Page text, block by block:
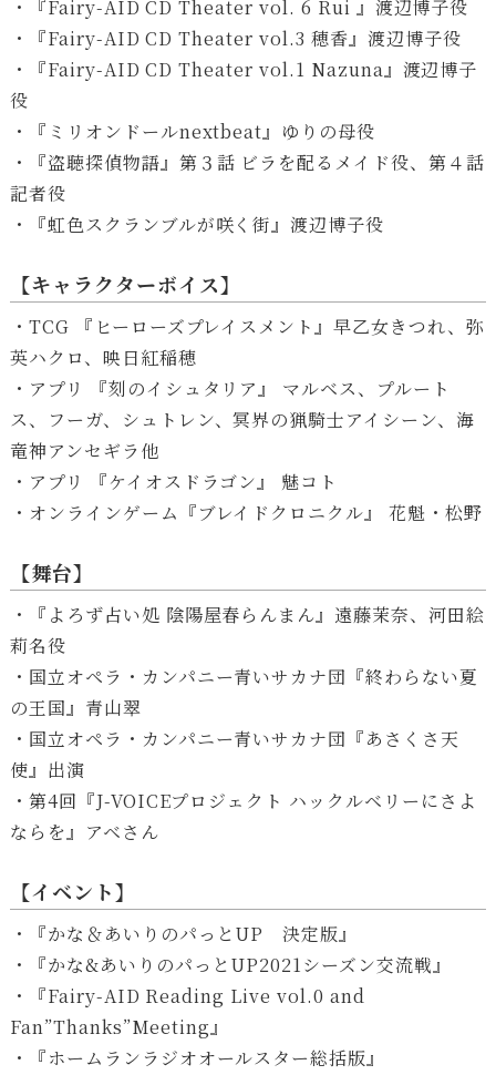
・『Fairy-AID CD Theater vol. 6 Rui 』渡辺博子役
・『Fairy-AID CD Theater vol.3 穂香』渡辺博子役
・『Fairy-AID CD Theater vol.1 Nazuna』渡辺博子
役
・『ミリオンドールnextbeat』ゆりの母役
・『盗聴探偵物語』第３話 ビラを配るメイド役、第４話
記者役
・『虹色スクランブルが咲く街』渡辺博子役
【キャラクターボイス】
・TCG 『ヒーローズプレイスメント』早乙女きつれ、弥
英ハクロ、映日紅稲穂
・アプリ 『刻のイシュタリア』 マルベス、プルート
ス、フーガ、シュトレン、冥界の猟騎士アイシーン、海
竜神アンセギラ他
・アプリ 『ケイオスドラゴン』 魅コト
・オンラインゲーム『ブレイドクロニクル』 花魁・松野
【舞台】
・『よろず占い処 陰陽屋春らんまん』遠藤茉奈、河田絵
莉名役
・国立オペラ・カンパニー青いサカナ団『終わらない夏
の王国』青山翠
・国立オペラ・カンパニー青いサカナ団『あさくさ天
使』出演
・第4回『J-VOICEプロジェクト ハックルベリーにさよ
ならを』アベさん
【イベント】
・『かな＆あいりのパっとUP 決定版』
・『かな&あいりのパっとUP2021シーズン交流戦』
・『Fairy-AID Reading Live vol.0 and
Fan”Thanks”Meeting』
・『ホームランラジオオールスター総括版』